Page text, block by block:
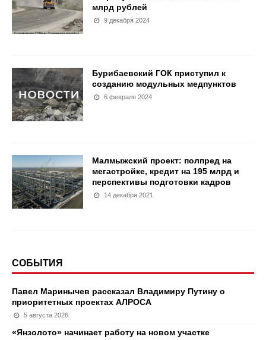
млрд рублей
9 декабря 2024
Бурибаевский ГОК приступил к
созданию модульных медпунктов
6 февраля 2024
Малмыжский проект: полпред на
мегастройке, кредит на 195 млрд и
перспективы подготовки кадров
14 декабря 2021
СОБЫТИЯ
Павел Маринычев рассказал Владимиру Путину о
приоритетных проектах АЛРОСА
5 августа 2026
«Янзолото» начинает работу на новом участке